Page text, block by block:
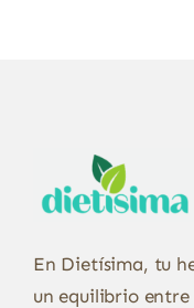
En Dietísima, tu
un equilibrio